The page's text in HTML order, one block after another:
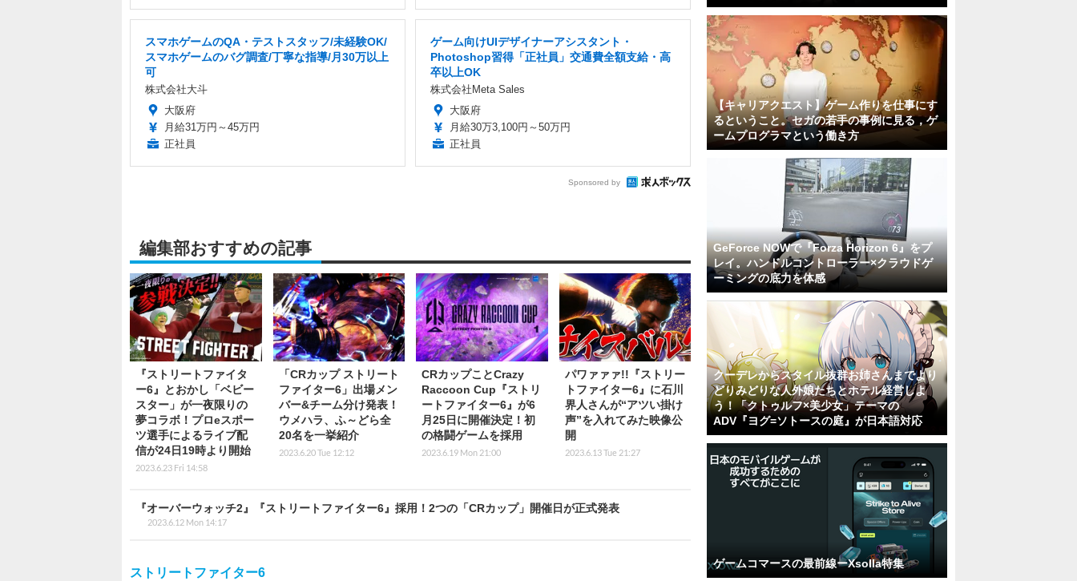
スマホゲームのQA・テストスタッフ/未経験OK/
スマホゲームのバグ調査/丁寧な指導/月30万以上
可
株式会社大斗
大阪府
月給31万円～45万円
正社員
ゲーム向けUIデザイナーアシスタント・
Photoshop習得「正社員」交通費全額支給・高
卒以上OK
株式会社Meta Sales
大阪府
月給30万3,100円～50万円
正社員
Sponsored by
編集部おすすめの記事
『ストリートファイタ
ー6』とおかし「ベビー
スター」が一夜限りの
夢コラボ！プロeスポー
ツ選手によるライブ配
信が24日19時より開始
2023.6.23 Fri 14:58
「CRカップ ストリート
ファイター6」出場メン
バー&チーム分け発表！
ウメハラ、ふ～どら全
20名を一挙紹介
2023.6.20 Tue 12:12
CRカップことCrazy
Raccoon Cup『ストリ
ートファイター6』が6
月25日に開催決定！初
の格闘ゲームを採用
2023.6.19 Mon 21:00
パワァァァ!!『ストリー
トファイター6』に石川
界人さんが“アツい掛け
声”を入れてみた映像公
開
2023.6.13 Tue 21:27
『オーバーウォッチ2』『ストリートファイター6』採用！2つの「CRカップ」開催日が正式発表
2023.6.12 Mon 14:17
ストリートファイター6
【キャリアクエスト】ゲーム作りを仕事にす
るということ。セガの若手の事例に見る，ゲ
ームプログラマという働き方
GeForce NOWで『Forza Horizon 6』をプ
レイ。ハンドルコントローラー×クラウドゲ
ーミングの底力を体感
クーデレからスタイル抜群お姉さんまでより
どりみどりな人外娘たちとホテル経営しよ
う！「クトゥルフ×美少女」テーマの
ADV『ヨグ=ソトースの庭』が日本語対応
ゲームコマースの最前線ーXsolla特集